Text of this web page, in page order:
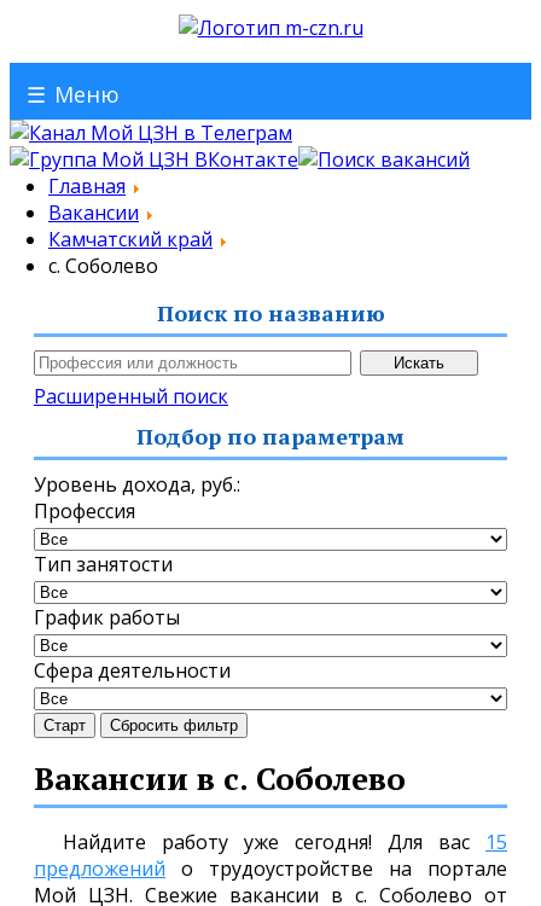
☰ Меню
Главная
Вакансии
Камчатский край
с. Соболево
Поиск по названию
Расширенный поиск
Подбор по параметрам
Уровень дохода, руб.:
Профессия
Тип занятости
График работы
Сфера деятельности
Старт Сбросить фильтр
Вакансии в с. Соболево
Найдите работу уже сегодня! Для вас 15
предложений о трудоустройстве на портале
Мой ЦЗН. Свежие вакансии в с. Соболево от